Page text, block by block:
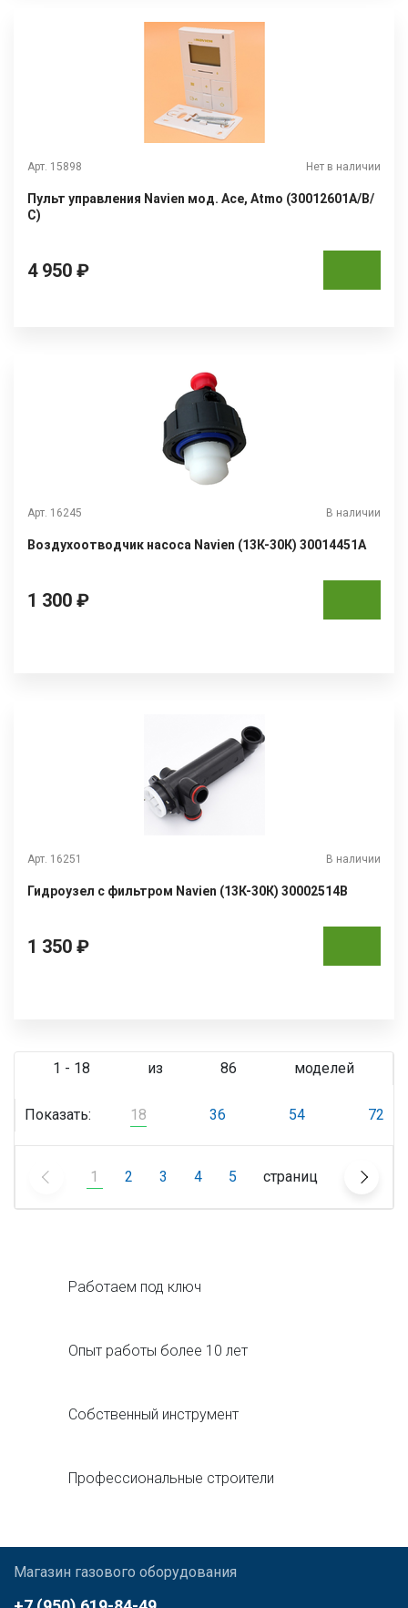
Арт. 15898 Нет в наличии
Пульт управления Navien мод. Ace, Atmo (30012601А/В/
С)
4 950 ₽
Арт. 16245 В наличии
Воздухоотводчик насоса Navien (13К-30К) 30014451A
1 300 ₽
Арт. 16251 В наличии
Гидроузел с фильтром Navien (13К-30К) 30002514B
1 350 ₽
1 - 18 из 86 моделей
Показать: 18 36 54 72
1 2 3 4 5 страниц
Работаем под ключ
Опыт работы более 10 лет
Собственный инструмент
Профессиональные строители
Магазин газового оборудования